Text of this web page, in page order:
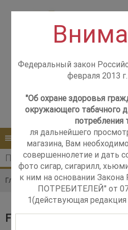
Контакты
Розничный магазин
м. Добрынинская,
+7 (499) 237-12-56
КАТАЛОГ МЕНЮ
Главная Каталог Сигары Flor
FLOR DE SELVA
Федеральный закон
февраля 2013
"Об охране здоровья
окружающего табачного
потребления
ля дальнейшего
магазина, Вам
совершеннолетие и дать
фото сигар, сигарилл,
к ним на основании
ПОТРЕБИТЕЛЕЙ" от
1(действующая редакция